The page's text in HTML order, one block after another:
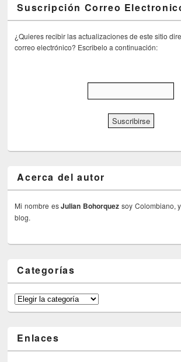
Suscripción Correo
¿Quieres recibir las actualizaciones de este sitio
correo electrónico? Escribelo a continuación:
Acerca del autor
Mi nombre esJulian Bohorquez soy Colombiano,
blog.
Categorías
Categorías
Enlaces